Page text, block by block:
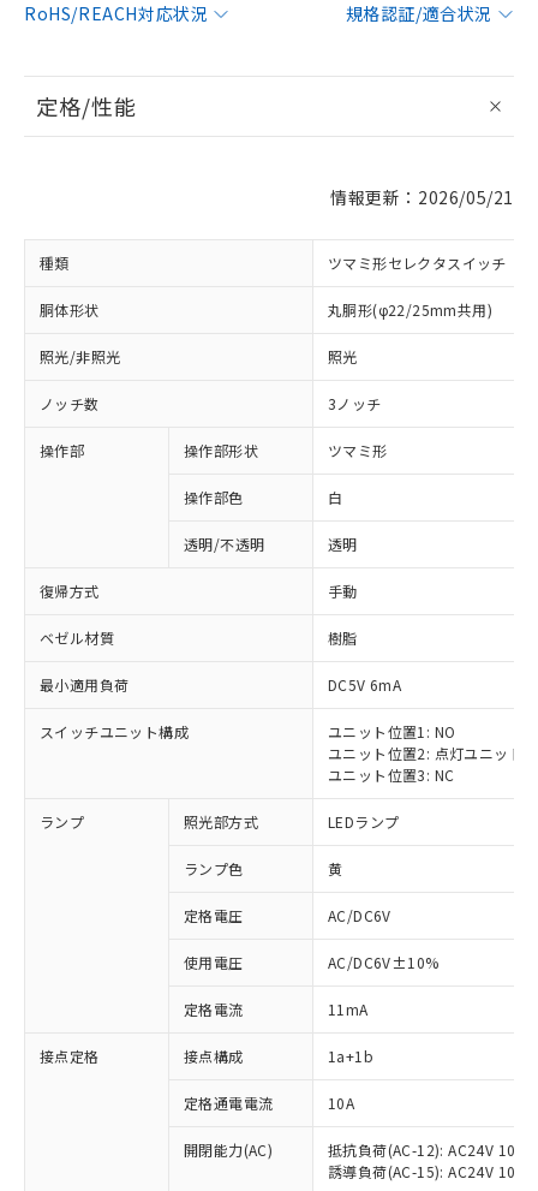
RoHS/REACH対応状況
規格認証/適合状況
定格/性能
情報更新：2026/05/21
種類 ツマミ形セレクタスイッチ
胴体形状 丸胴形(φ22/25mm共用)
照光/非照光 照光
ノッチ数 3ノッチ
操作部 操作部形状 ツマミ形
操作部色 白
透明/不透明 透明
復帰方式 手動
ベゼル材質 樹脂
最小適用負荷 DC5V 6mA
スイッチユニット構成
ユニット位置1: NO
ユニット位置2: 点灯ユニット
ユニット位置3: NC
ランプ 照光部方式 LEDランプ
ランプ色 黄
定格電圧 AC/DC6V
使用電圧 AC/DC6V±10%
定格電流 11mA
接点定格 接点構成 1a+1b
定格通電電流 10A
開閉能力(AC)
抵抗負荷(AC-12): AC24V 10A/
誘導負荷(AC-15): AC24V
ご利用条件
以下の条件をお読みいただき、同意のうえ
※1 対応状況
対応済み：EU RoHS指令（10物質）の
非含有に対応した製品が提供可能な商品で
対応予定：EU RoHS指令（10物質）の非含
有に対応した製品に切り替える予定のある
対応予定なし：EU RoHS指令（10物質）の
非含有に非対応の商品で、対応品を出す予